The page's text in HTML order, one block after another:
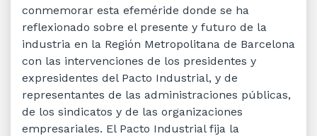
conmemorar esta efeméride donde se ha
reflexionado sobre el presente y futuro de la
industria en la Región Metropolitana de Barcelona
con las intervenciones de los presidentes y
expresidentes del Pacto Industrial, y de
representantes de las administraciones públicas,
de los sindicatos y de las organizaciones
empresariales. El Pacto Industrial fija la